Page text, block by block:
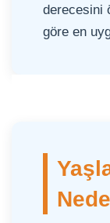
derecesini
göre en